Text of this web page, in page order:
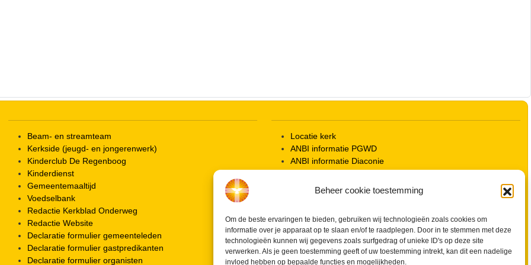
Beheer cookie toestemming
Om de beste ervaringen te bieden, gebruiken wij technologieën zoals cookies om
informatie over je apparaat op te slaan en/of te raadplegen. Door in te stemmen met deze
technologieën kunnen wij gegevens zoals surfgedrag of unieke ID's op deze site
verwerken. Als je geen toestemming geeft of uw toestemming intrekt, kan dit een nadelige
invloed hebben op bepaalde functies en mogelijkheden.
Beam- en streamteam
Kerkside (jeugd- en jongerenwerk)
Kinderclub De Regenboog
Kinderdienst
Gemeentemaaltijd
Voedselbank
Redactie Kerkblad Onderweg
Redactie Website
Declaratie formulier gemeenteleden
Declaratie formulier gastpredikanten
Declaratie formulier organisten
Locatie kerk
ANBI informatie PGWD
ANBI informatie Diaconie
Info Kerkelijke gebouwen / koster
Redactiestatuut voor kerkblad en website
Privacy
Streaming Protocol
Cookiebeleid (EU)
Zoeken